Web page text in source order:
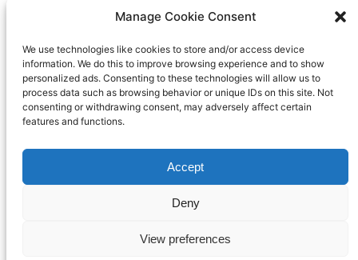
Manage Cookie Consent
We use technologies like cookies to store and/or access device
information. We do this to improve browsing experience and to show
personalized ads. Consenting to these technologies will allow us to
process data such as browsing behavior or unique IDs on this site. Not
consenting or withdrawing consent, may adversely affect certain
features and functions.
Accept
Deny
View preferences
PAKSOY KAZIM KARABEKİR MAHALLESİ HOCA
İSTANBUL 212 4748600 BEŞİKTAŞ 10…
20 Aralık 2022